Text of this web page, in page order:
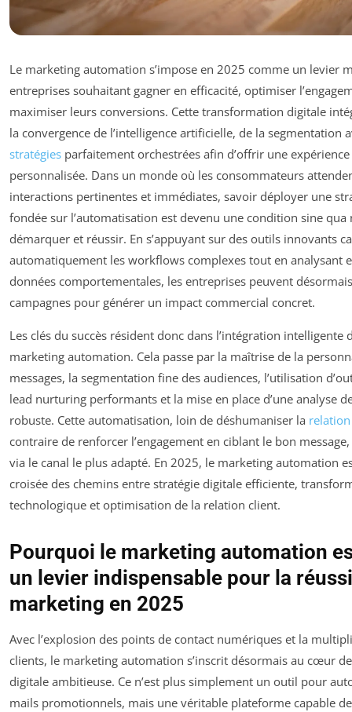
Le marketing automation s’impose en 2025 comme un levier
entreprises souhaitant gagner en efficacité, optimiser
maximiser leurs conversions. Cette transformation digitale
la convergence de l’intelligence artificielle, de la segmentation
stratégies parfaitement orchestrées afin d’offrir une
personnalisée. Dans un monde où les consommateurs
interactions pertinentes et immédiates, savoir déployer une
fondée sur l’automatisation est devenu une condition sine qua
démarquer et réussir. En s’appuyant sur des outils innovants
automatiquement les workflows complexes tout en analysant
données comportementales, les entreprises peuvent
campagnes pour générer un impact commercial concret.
Les clés du succès résident donc dans l’intégration intelligente
marketing automation. Cela passe par la maîtrise de la
messages, la segmentation fine des audiences, l’utilisation
lead nurturing performants et la mise en place d’une analyse
robuste. Cette automatisation, loin de déshumaniser la
contraire de renforcer l’engagement en ciblant le bon
via le canal le plus adapté. En 2025, le marketing automation
croisée des chemins entre stratégie digitale efficiente,
technologique et optimisation de la relation client.
Pourquoi le marketing automation
un levier indispensable pour la
marketing en 2025
Avec l’explosion des points de contact numériques et la
clients, le marketing automation s’inscrit désormais au cœur
digitale ambitieuse. Ce n’est plus simplement un outil pour
mails promotionnels, mais une véritable plateforme capable